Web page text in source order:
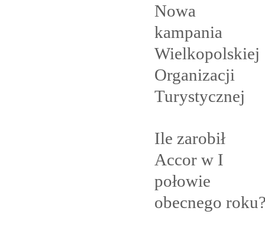
Nowa
kampania
Wielkopolskiej
Organizacji
Turystycznej
Ile zarobił
Accor w I
połowie
obecnego